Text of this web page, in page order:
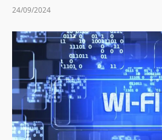
24/09/2024